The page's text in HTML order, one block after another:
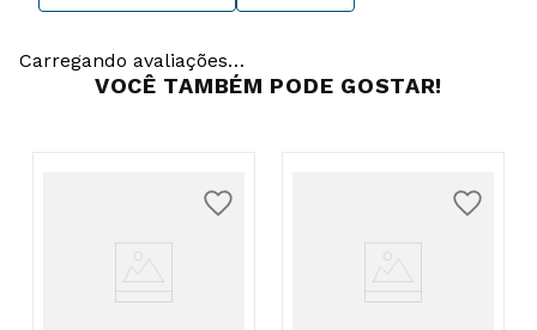
Carregando avaliações…
VOCÊ TAMBÉM PODE GOSTAR!